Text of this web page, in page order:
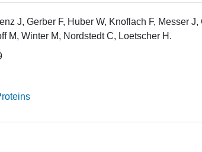
J, Gerber F, Huber W, Knoflach F, Messer
M, Winter M, Nordstedt C, Loetscher H.